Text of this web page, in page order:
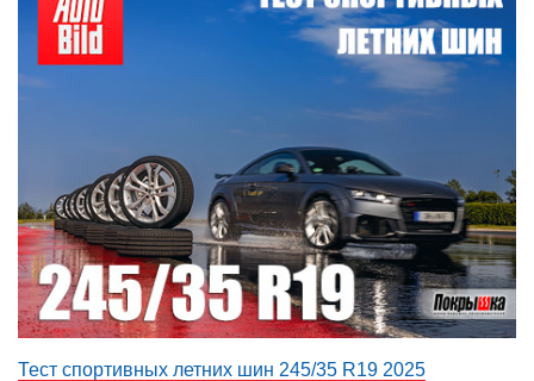
Тест спортивных летних шин 245/35 R19 2025